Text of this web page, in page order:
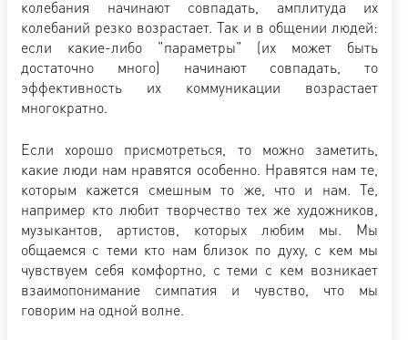
колебания начинают совпадать, амплитуда их
колебаний резко возрастает. Так и в общении людей:
если какие-либо "параметры" (их может быть
достаточно много) начинают совпадать, то
эффективность их коммуникации возрастает
многократно.
Если хорошо присмотреться, то можно заметить,
какие люди нам нравятся особенно. Нравятся нам те,
которым кажется смешным то же, что и нам. Те,
например кто любит творчество тех же художников,
музыкантов, артистов, которых любим мы. Мы
общаемся с теми кто нам близок по духу, с кем мы
чувствуем себя комфортно, с теми с кем возникает
взаимопонимание симпатия и чувство, что мы
говорим на одной волне.